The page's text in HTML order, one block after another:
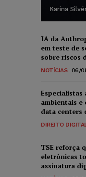
Karina
IA da
em teste de
sobre riscos
NOTÍCIAS 06/
Especialistas
ambientais e
data centers
DIREITO
TSE reforça
eletrônicas
assinatura